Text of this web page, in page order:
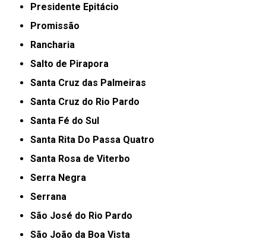
Presidente Epitácio
Promissão
Rancharia
Salto de Pirapora
Santa Cruz das Palmeiras
Santa Cruz do Rio Pardo
Santa Fé do Sul
Santa Rita Do Passa Quatro
Santa Rosa de Viterbo
Serra Negra
Serrana
São José do Rio Pardo
São João da Boa Vista